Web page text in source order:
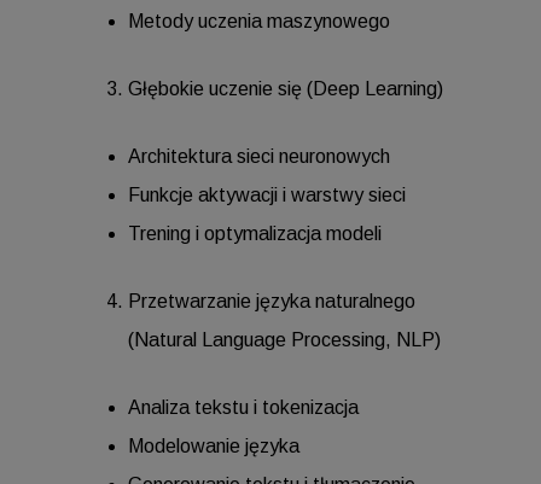
Metody uczenia maszynowego
Głębokie uczenie się (Deep Learning)
Architektura sieci neuronowych
Funkcje aktywacji i warstwy sieci
Trening i optymalizacja modeli
Przetwarzanie języka naturalnego
(Natural Language Processing, NLP)
Analiza tekstu i tokenizacja
Modelowanie języka